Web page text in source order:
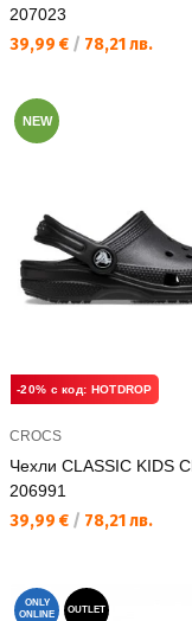
207023
Текуща цена:
39,99 € / 78,21 лв.
NEW
-20% с код: HOTDROP
CROCS
Чехли CLASSIC KIDS
206991
Текуща цена:
39,99 € / 78,21 лв.
ONLY
ONLINE
OUTLET